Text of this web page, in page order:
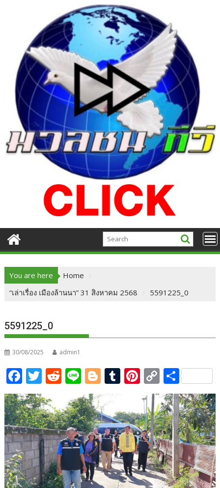
You are here
Home
“เล่าเรื่อง เมืองล้านนา” 31 สิงหาคม 2568
5591225_0
5591225_0
30/08/2025 admin1
F
ac
e
b
o
o
k
T
w
itt
er
R
d
di
t
Li
n
e
Bl
o
g
g
er
T
m
bl
r
Pi
nt
er
e
st
C
o
p
y
Li
n
k
S
h
ar
e